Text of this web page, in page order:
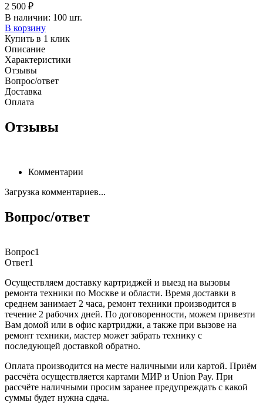
2 500 ₽
В наличии: 100 шт.
В корзину
Купить в 1 клик
Описание
Характеристики
Отзывы
Вопрос/ответ
Доставка
Оплата
Отзывы
Комментарии
Загрузка комментариев...
Вопрос/ответ
Вопрос1
Ответ1
Осуществляем доставку картриджей и выезд на вызовы
ремонта техники по Москве и области. Время доставки в
среднем занимает 2 часа, ремонт техники производится в
течение 2 рабочих дней. По договоренности, можем привезти
Вам домой или в офис картриджи, а также при вызове на
ремонт техники, мастер может забрать технику с
последующей доставкой обратно.
Оплата производится на месте наличными или картой. Приём
рассчёта осуществляется картами МИР и Union Pay. При
рассчёте наличными просим заранее предупреждать с какой
суммы будет нужна сдача.